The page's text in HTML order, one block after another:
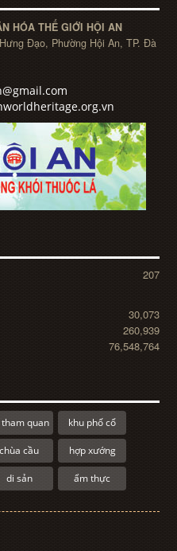
HÓA THẾ GIỚI HỘI AN
Đạo, Phường Hội An, TP. Đà
207
30,073
260,939
76,548,764
tham quan khu phố cổ
chùa cầu hợp xướng
di sản ẩm thực